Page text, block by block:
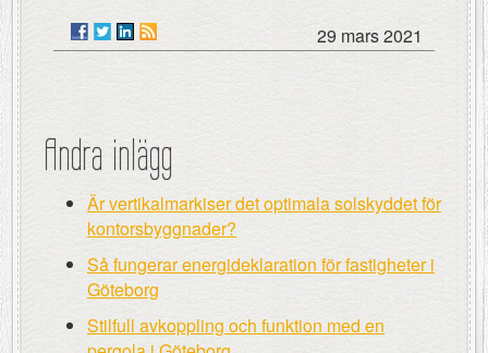
29 mars 2021
Andra inlägg
Är vertikalmarkiser det optimala solskyddet för
kontorsbyggnader?
Så fungerar energideklaration för fastigheter i
Göteborg
Stilfull avkoppling och funktion med en